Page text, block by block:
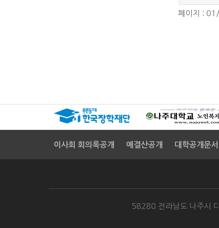
페이지 :
이사회 회의록공개 예결산공개 대학공개문서
58280 전라남도 나주시